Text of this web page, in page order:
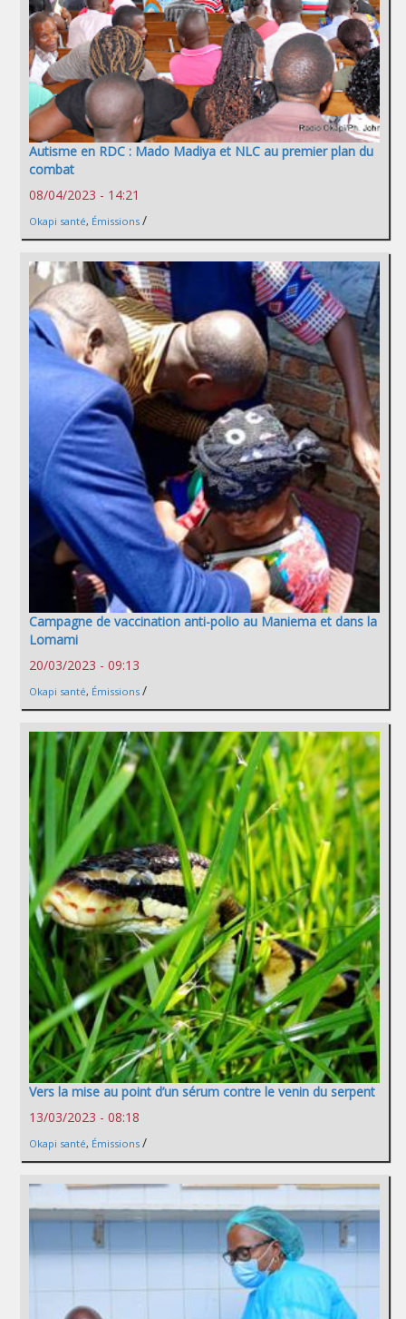
Autisme en RDC : Mado Madiya et NLC au premier plan du
combat
08/04/2023 - 14:21
Okapi santé, Émissions /
Campagne de vaccination anti-polio au Maniema et dans la
Lomami
20/03/2023 - 09:13
Okapi santé, Émissions /
Vers la mise au point d’un sérum contre le venin du serpent
13/03/2023 - 08:18
Okapi santé, Émissions /